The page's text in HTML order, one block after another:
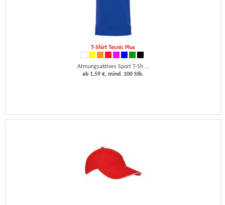
T-Shirt Tecnic Plus
Atmungsaktives Sport T-Sh ...
ab 1,59 €, mind. 100 Stk.